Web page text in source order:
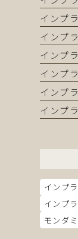
インプ
インプ
インプ
モンダ